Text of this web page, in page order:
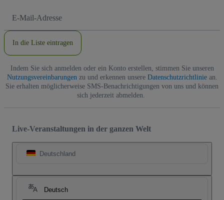
Mail-
In die Liste eintragen
Indem Sie sich anmelden oder ein Konto erstellen, stimmen Sie unseren
Nutzungsvereinbarungen zu und erkennen unsere Datenschutzrichtliniean.
Sie erhalten möglicherweise SMS-Benachrichtigungen von uns und können
sich jederzeit abmelden.
Live-Veranstaltungen in der ganzen Welt
Deutschland
Deutsch